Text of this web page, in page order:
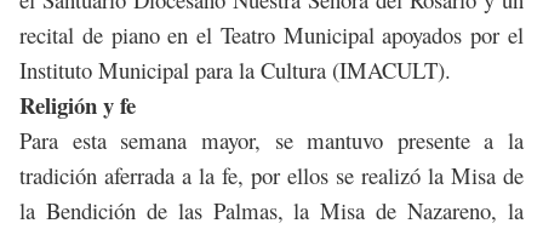
recital de piano en el Teatro Municipal apoyados por el
Instituto Municipal para la Cultura (IMACULT).
Religión y fe
Para esta semana mayor, se mantuvo presente a la
tradición aferrada a la fe, por ellos se realizó la Misa de
la Bendición de las Palmas, la Misa de Nazareno, la